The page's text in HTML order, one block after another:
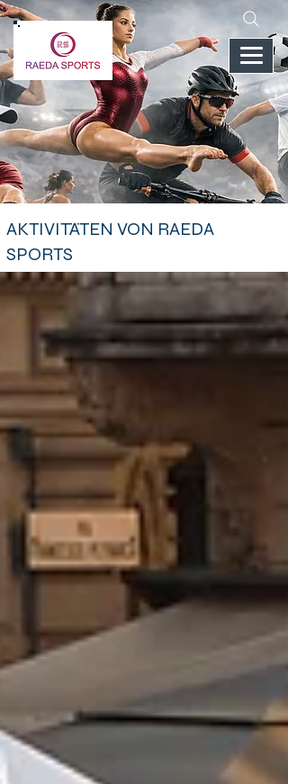
AKTIVITÄTEN VON RAEDA
SPORTS